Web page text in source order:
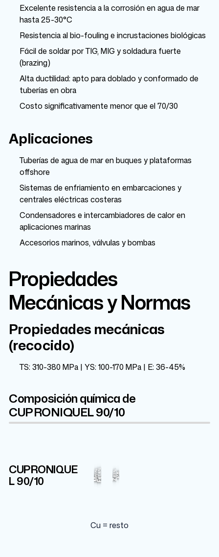
Excelente resistencia a la corrosión en agua de mar
hasta 25-30°C
Resistencia al bio-fouling e incrustaciones biológicas
Fácil de soldar por TIG, MIG y soldadura fuerte
(brazing)
Alta ductilidad: apto para doblado y conformado de
tuberías en obra
Costo significativamente menor que el 70/30
Aplicaciones
Tuberías de agua de mar en buques y plataformas
offshore
Sistemas de enfriamiento en embarcaciones y
centrales eléctricas costeras
Condensadores e intercambiadores de calor en
aplicaciones marinas
Accesorios marinos, válvulas y bombas
Propiedades
Mecánicas y Normas
Propiedades mecánicas
(recocido)
TS: 310-380 MPa | YS: 100-170 MPa | E: 36-45%
Composición química de
CUPRONIQUEL 90/10
CUPRONIQUE
L 90/10
Ni
10%
Mn
1%
Fe
1.4%
Zn
1%
Pb
Cu = resto